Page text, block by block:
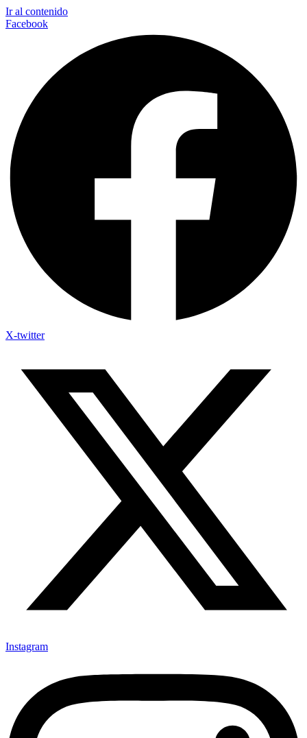
Ir al contenido
Facebook
X-twitter
Instagram